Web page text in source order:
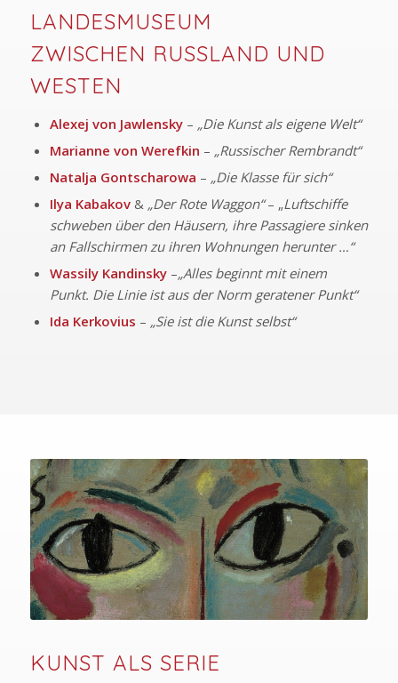
LANDESMUSEUM
ZWISCHEN RUSSLAND UND
WESTEN
Alexej von Jawlensky– „Die Kunst als eigene Welt“
Marianne von Werefkin – „Russischer Rembrandt“
Natalja Gontscharowa – „Die Klasse für sich“
Ilya Kabakov& „Der Rote Waggon“– „Luftschiffe
schweben über den Häusern, ihre Passagiere sinken
an Fallschirmen zu ihren Wohnungen herunter …“
Wassily Kandinsky–„Alles beginnt mit einem
Punkt. Die Linie ist aus der Norm geratener Punkt“
Ida Kerkovius – „Sie ist die Kunst selbst“
KUNST ALS SERIE